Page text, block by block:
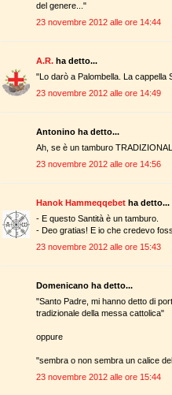
del genere..."
23 novembre 2012 alle ore 14:44
A.R. ha detto...
"Lo darò a Palombella. La cappella
23 novembre 2012 alle ore 14:49
Antonino ha detto...
Ah, se è un tamburo
23 novembre 2012 alle ore 14:56
Hanok Hammeqqebet ha detto...
- E questo Santità è un tamburo.
- Deo gratias! E io che credevo
23 novembre 2012 alle ore 15:43
Domenicano ha detto...
"Santo Padre, mi hanno detto di
tradizionale della messa cattolica"
oppure
"sembra o non sembra un calice
23 novembre 2012 alle ore 15:44